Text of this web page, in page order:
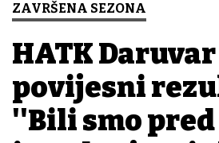
ZAVRŠENA SEZONA
HATK
povijesni
''Bili smo pred